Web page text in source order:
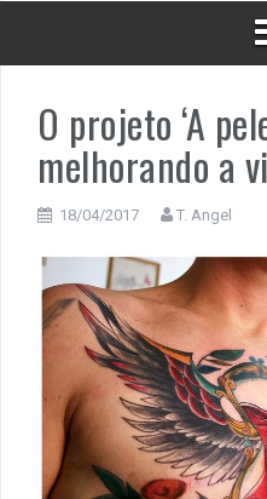
O projeto ‘A
melhorando a
18/04/2017 T. Angel